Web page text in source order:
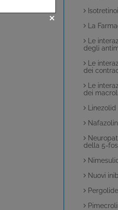
La
Le
degli
Le
dei
Le
dei
Linezolid
della 5-
Nuovi
Pergolide